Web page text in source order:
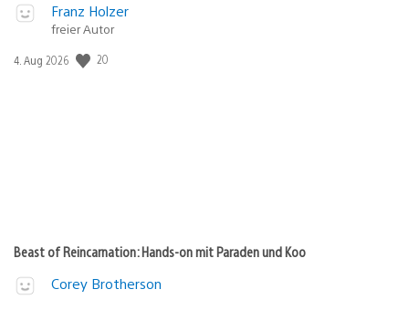
Franz Holzer
freier Autor
Veröffentlichungsdatum:
4. Aug 2026 20
Beast of Reincarnation: Hands-on mit Paraden und Koo
Corey Brotherson